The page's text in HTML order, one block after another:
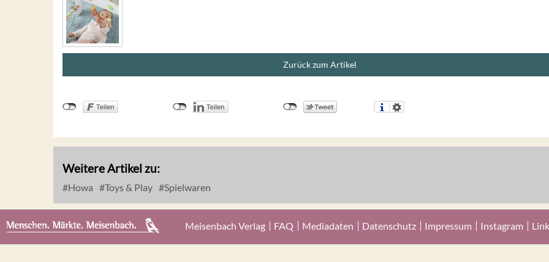
Zurück zum Artikel
Weitere Artikel zu:
Howa Toys & Play Spielwaren
Meisenbach Verlag FAQ Mediadaten Datenschutz Impressum Instagram